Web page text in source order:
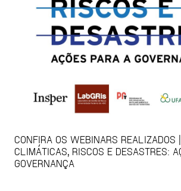
CONFIRA OS WEBINARS REALIZADOS
CLIMÁTICAS, RISCOS E DESASTRES:
GOVERNANÇA